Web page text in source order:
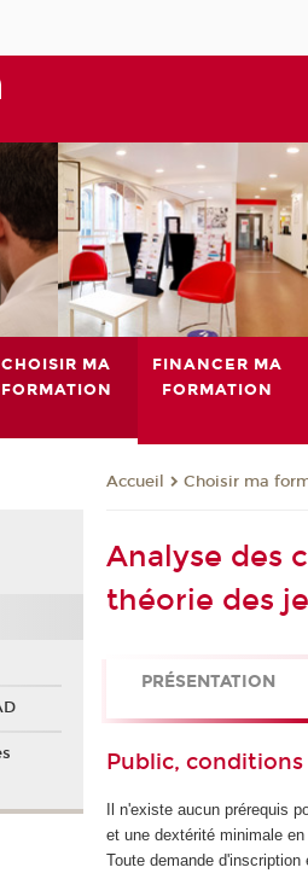
CHOISIR MA
FORMATION
FINANCER MA
FORMATION
Accueil Choisir ma
Analyse des
théorie des
PRÉSENTATION
Public, conditions
Il n'existe aucun prérequis
et une dextérité minimale
Toute demande